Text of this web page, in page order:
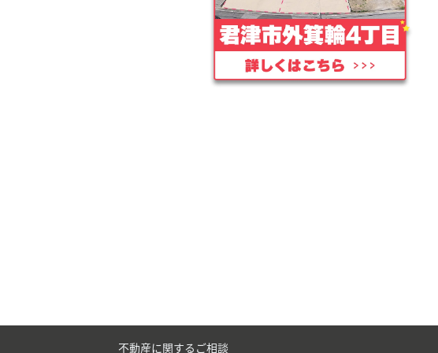
不動産に関するご相談